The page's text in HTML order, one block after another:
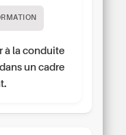
à la conduite
un cadre